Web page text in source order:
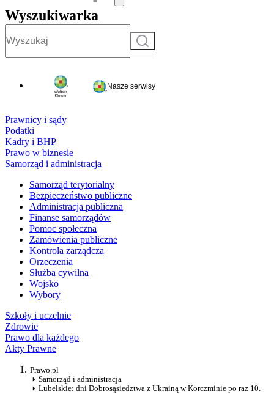
Wyszukiwarka
Szukaj
Nasze serwisy
Prawnicy i sądy
Podatki
Kadry i BHP
Prawo w biznesie
Samorząd i administracja
Samorząd terytorialny
Bezpieczeństwo publiczne
Administracja publiczna
Finanse samorządów
Pomoc społeczna
Zamówienia publiczne
Kontrola zarządcza
Orzeczenia
Służba cywilna
Wojsko
Wybory
Szkoły i uczelnie
Zdrowie
Prawo dla każdego
Akty Prawne
Prawo.pl
Samorząd i administracja
Lubelskie: dni Dobrosąsiedztwa z Ukrainą w Korczminie po raz 10.